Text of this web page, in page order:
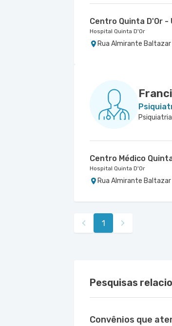
Centro Quinta D'Or -
Hospital Quinta D'Or
Rua Almirante
Centro Médico
Hospital Quinta D'Or
Rua Almirante
1
Pesquisas
Convênios que